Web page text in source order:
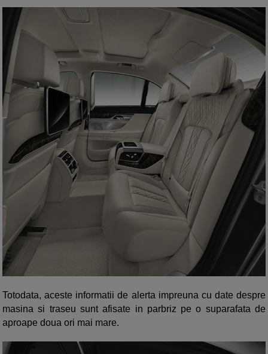
Totodata, aceste informatii de alerta impreuna cu date despre
masina si traseu sunt afisate in parbriz pe o suparafata de
aproape doua ori mai mare.